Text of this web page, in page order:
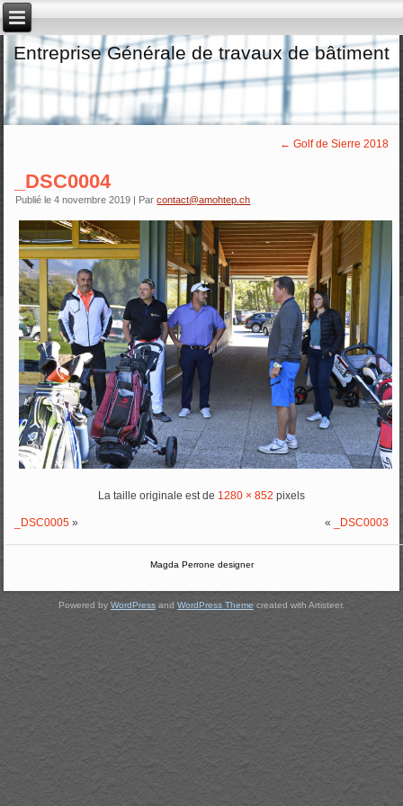
Entreprise Générale de travaux de bâtiment
← Golf de Sierre 2018
_DSC0004
Publié le 4 novembre 2019 | Par contact@amohtep.ch
La taille originale est de 1280 × 852 pixels
_DSC0005 » « _DSC0003
Magda Perrone designer
Powered by WordPress and WordPress Theme created with Artisteer.